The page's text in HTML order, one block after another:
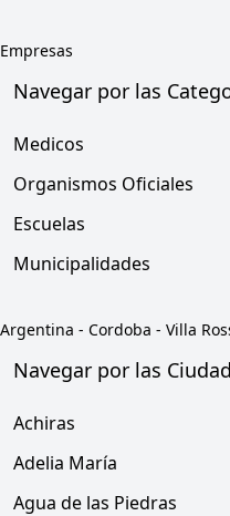
Empresas
Navegar por las
Medicos
Organismos Oficiales
Escuelas
Municipalidades
Argentina - Cordoba - Villa
Navegar por las
Achiras
Adelia María
Agua de las Piedras